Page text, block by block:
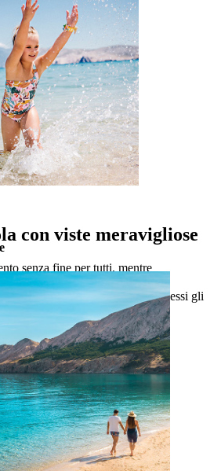
con viste meravigliose
senza fine per tutti, mentre
costa si possono trovare
luoghi in cui sono ammessi gli
spiaggia per nudisti Bunculuka.